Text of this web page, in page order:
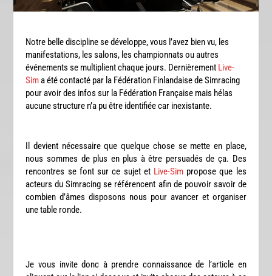
Notre belle discipline se développe, vous l’avez bien vu, les
manifestations, les salons, les championnats ou autres
événements se multiplient chaque jours. Dernièrement Live-
Sima été contacté par la Fédération Finlandaise de Simracing
pour avoir des infos sur la Fédération Française mais hélas
aucune structure n’a pu être identifiée car inexistante.
Il devient nécessaire que quelque chose se mette en place,
nous sommes de plus en plus à être persuadés de ça. Des
rencontres se font sur ce sujet et Live-Simpropose que les
acteurs du Simracing se référencent afin de pouvoir savoir de
combien d’âmes disposons nous pour avancer et organiser
une table ronde.
Je vous invite donc à prendre connaissance de l’article en